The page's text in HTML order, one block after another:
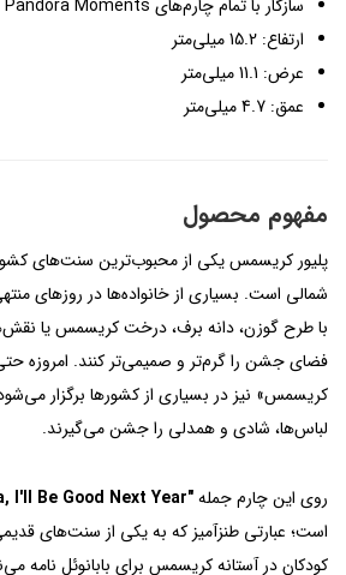
سازگار با تمام چارم‌های Pandora Moments
ارتفاع: 15.2 میلی‌متر
عرض: 11.1 میلی‌متر
عمق: 4.7 میلی‌متر
مفهوم محصول
پلیور کریسمس یکی از محبوب‌ترین سنت‌های
شمالی است. بسیاری از خانواده‌ها در روزهای
با طرح گوزن، دانه برف، درخت کریسمس یا
فضای جشن را گرم‌تر و صمیمی‌تر کنند. امروزه
کریسمس» نیز در بسیاری از کشورها برگزار
لباس‌ها، شادی و همدلی را جشن می‌گیرند.
روی این چارم جمله"Dear Santa, I'll Be Good Next Year"
است؛ عبارتی طنزآمیز که به یکی از سنت‌های
کودکان در آستانه کریسمس برای بابانوئل نامه